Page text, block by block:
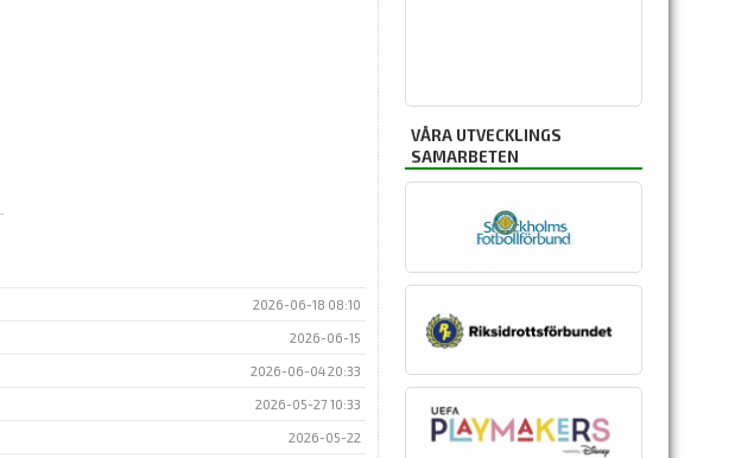
2026-06-18 08:10
2026-06-15
2026-06-04 20:33
2026-05-27 10:33
2026-05-22
VÅRA UTVECKLINGS
SAMARBETEN